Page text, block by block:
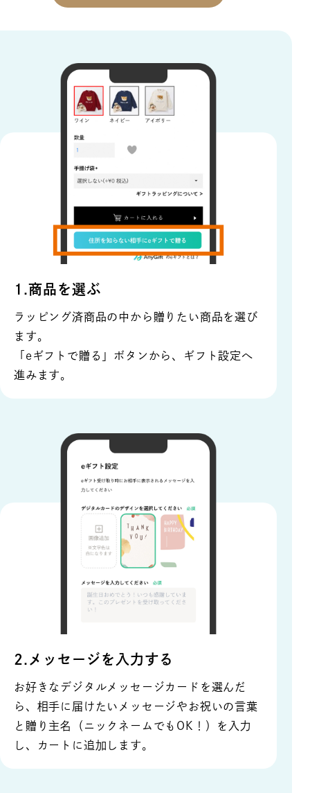
1.商品を選ぶ
ラッピング済商品の中から贈りたい商品を選び
ます。
「eギフトで贈る」ボタンから、ギフト設定へ
進みます。
2.メッセージを入力する
お好きなデジタルメッセージカードを選んだ
ら、相手に届けたいメッセージやお祝いの言葉
と贈り主名（ニックネームでもOK！）を入力
し、カートに追加します。